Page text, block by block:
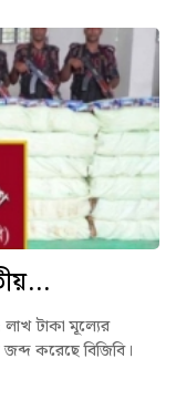
টাকা মূল্যের
করেছে বিজিবি।